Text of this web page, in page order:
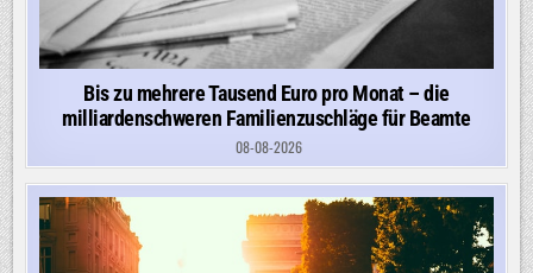
Bis zu mehrere Tausend Euro pro Monat – die
milliardenschweren Familienzuschläge für Beamte
08-08-2026